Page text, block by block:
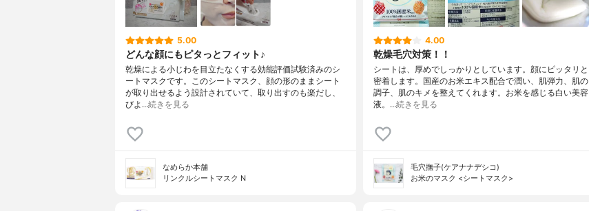
5.00
どんな顔にもピタっとフィット♪
乾燥による小じわを目立たなくする効能評価試験済みのシ
ートマスクです。このシートマスク、顔の形のままシート
が取り出せるよう設計されていて、取り出すのも楽だし、
びよ…続きを見る
なめらか本舗
リンクルシートマスク N
4.00
乾燥毛穴対策！！
シートは、厚めでしっかりとしています。顔にピッタリと
密着します。国産のお米エキス配合で潤い、肌弾力、肌の
調子、肌のキメを整えてくれます。お米を感じる白い美容
液。…続きを見る
毛穴撫子(ケアナナデシコ)
お米のマスク <シートマスク>